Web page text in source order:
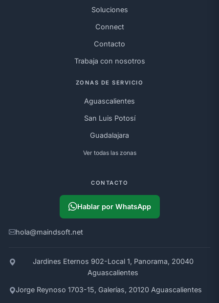
Soluciones
Connect
Contacto
Trabaja con nosotros
ZONAS DE SERVICIO
Aguascalientes
San Luis Potosí
Guadalajara
Ver todas las zonas
CONTACTO
Hablar por WhatsApp
hola@maindsoft.net
Jardines Eternos 902-Local 1, Panorama, 20040
Aguascalientes
Jorge Reynoso 1703-15, Galerías, 20120 Aguascalientes